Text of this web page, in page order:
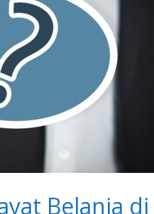
Belanja di